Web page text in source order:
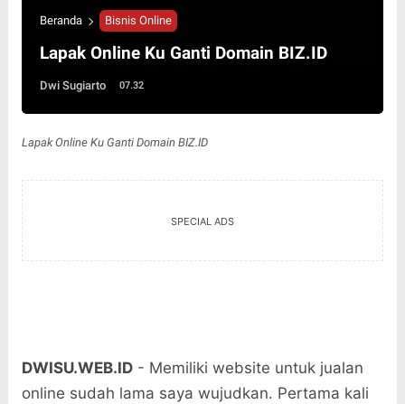
Beranda Bisnis Online
Lapak Online Ku Ganti Domain BIZ.ID
Dwi Sugiarto 07.32
Lapak Online Ku Ganti Domain BIZ.ID
SPECIAL ADS
DWISU.WEB.ID- Memiliki website untuk jualan
online sudah lama saya wujudkan. Pertama kali